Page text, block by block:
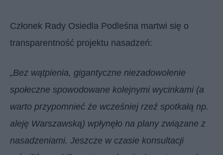
Członek Rady Osiedla Podleśna martwi się o
transparentność projektu nasadzeń:
„Bez wątpienia, gigantyczne niezadowolenie
społeczne spowodowane kolejnymi wycinkami (a
warto przypomnieć że wcześniej rzeź spotkałą np.
aleję Warszawską) wpłynęło na plany związane z
nasadzeniami. Jeszcze w czasie konsultacji